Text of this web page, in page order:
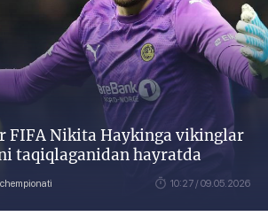
FIFA Nikita Haykinga vikinglar
taqiqlaganidan hayratda
10:27 / 09.05.2026